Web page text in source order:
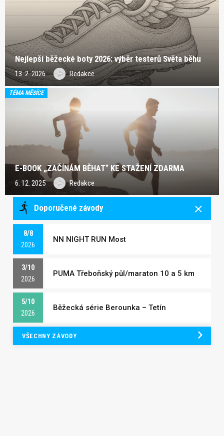
Nejlepší běžecké boty 2026: výběr testerů Světa běhu
13. 2. 2026 Redakce
TÉMA MĚSÍCE
E-BOOK „ZAČÍNÁM BĚHAT“ KE STAŽENÍ ZDARMA
6. 12. 2025 Redakce
Doporučené závody
8/8
2026
NN NIGHT RUN Most
3/10
2026
PUMA Třeboňský půl/maraton 10 a 5 km
5/10
2026
Běžecká série Berounka – Tetín
VŠECHNY ZÁVODY